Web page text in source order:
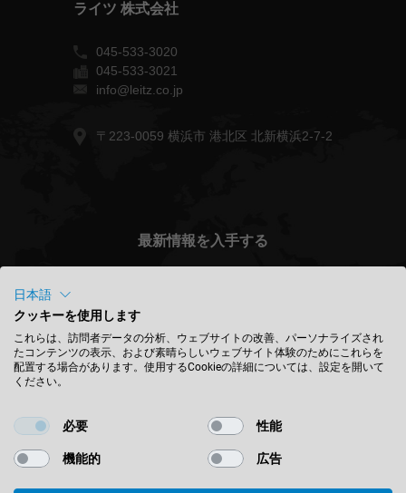
ライツ 株式会社
045-533-3020
045-533-3021
info@leitz.co.jp
〒223-0059 横浜市 港北区 北新横浜2-7-2
最新情報を入手する
Japan (日本) - 日本語
日本語
クッキーを使用します
これらは、訪問者データの分析、ウェブサイトの改善、パーソナライズされ
たコンテンツの表示、および素晴らしいウェブサイト体験のためにこれらを
配置する場合があります。使用するCookieの詳細については、設定を開いて
ください。
必要 性能
機能的 広告